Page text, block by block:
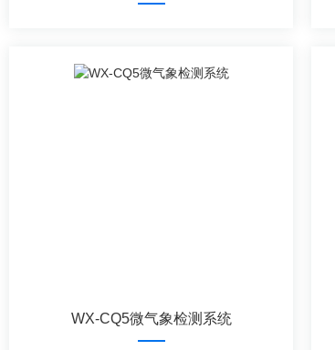
WX-CQ5微气象检测系统